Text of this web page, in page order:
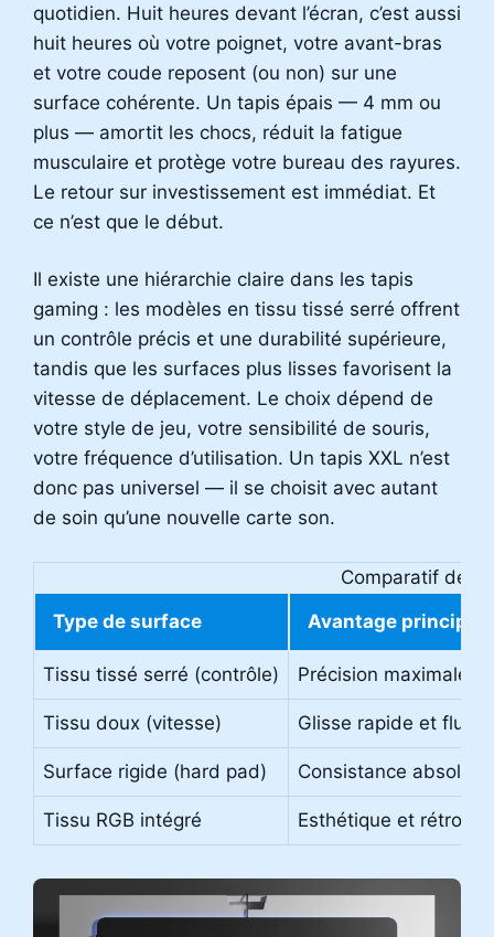
quotidien. Huit heures devant l’écran, c’est aussi
huit heures où votre poignet, votre avant-bras
et votre coude reposent (ou non) sur une
surface cohérente. Un tapis épais — 4 mm ou
plus — amortit les chocs, réduit la fatigue
musculaire et protège votre bureau des rayures.
Le retour sur investissement est immédiat. Et
ce n’est que le début.
Il existe une hiérarchie claire dans les tapis
gaming : les modèles en tissu tissé serré offrent
un contrôle précis et une durabilité supérieure,
tandis que les surfaces plus lisses favorisent la
vitesse de déplacement. Le choix dépend de
votre style de jeu, votre sensibilité de souris,
votre fréquence d’utilisation. Un tapis XXL n’est
donc pas universel — il se choisit avec autant
de soin qu’une nouvelle carte son.
Comparatif des
Type de surface
Avantage principal
Tissu tissé serré (contrôle) Précision maximale
Tissu doux (vitesse) Glisse rapide et fluide
Surface rigide (hard pad) Consistance
Tissu RGB intégré Esthétique et